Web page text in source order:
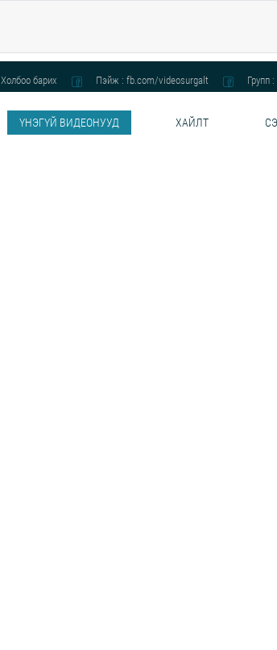
Холбоо барих Пэйж : fb.com/videosurgalt Групп
ҮНЭГҮЙ ВИДЕОНУУД ХАЙЛТ